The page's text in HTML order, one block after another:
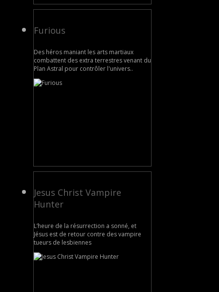
Furious
Des héros maniant les arts martiaux
combattent des extra terrestres venant du
Plan Astral pour contrôler l'univers..
Jesus Christ Vampire
Hunter
L’heure de la résurrection a sonné, et
Jésus est de retour contre des vampire
tueurs de lesbiennes